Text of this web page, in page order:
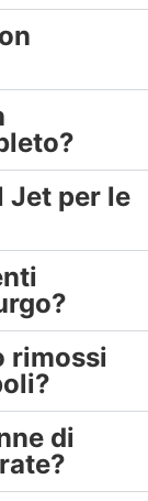
Jet per le
rimossi
di